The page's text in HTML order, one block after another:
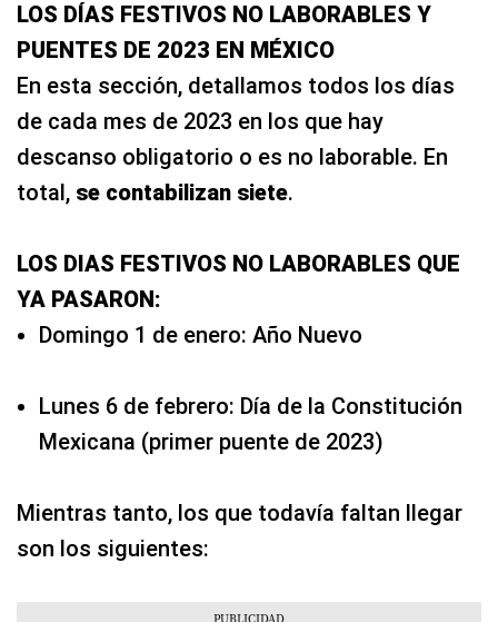
LOS DÍAS FESTIVOS NO LABORABLES Y
PUENTES DE 2023 EN MÉXICO
En esta sección, detallamos todos los días
de cada mes de 2023 en los que hay
descanso obligatorio o es no laborable. En
total, se contabilizan siete.
LOS DIAS FESTIVOS NO LABORABLES QUE
YA PASARON:
Domingo 1 de enero: Año Nuevo
Lunes 6 de febrero: Día de la Constitución
Mexicana (primer puente de 2023)
Mientras tanto, los que todavía faltan llegar
son los siguientes: